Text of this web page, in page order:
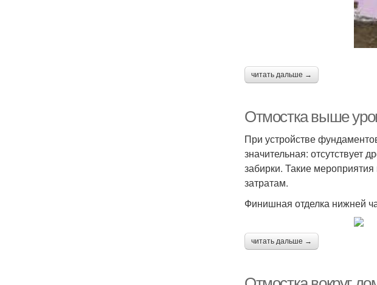
читать дальше →
Отмостка выше
При устройстве
значительная: отсутствует
забирки. Такие
затратам.
Финишная отделка нижней
читать дальше →